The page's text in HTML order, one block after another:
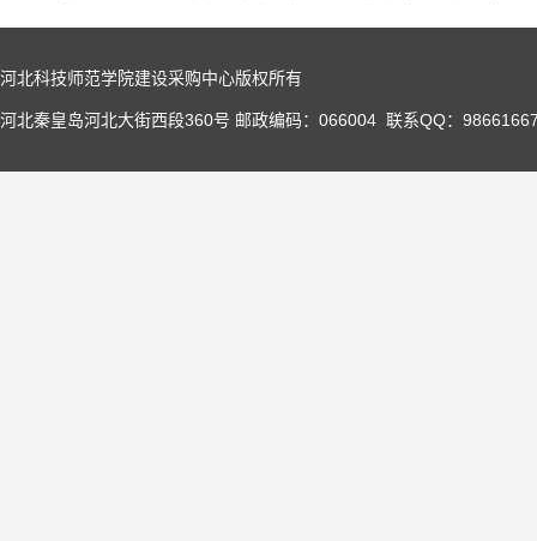
河北科技师范学院建设采购中心版权所有
河北秦皇岛河北大街西段360号 邮政编码：066004 联系QQ：